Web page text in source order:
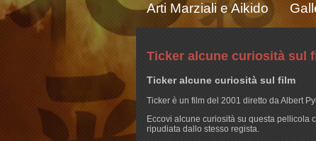
Arti Marziali e Aikido
Ticker alcune curiosità sul
Ticker alcune curiosità sul film
Ticker è un film del 2001 diretto da Albert
Eccovi alcune curiosità su questa pellicola
ripudiata dallo stesso regista.